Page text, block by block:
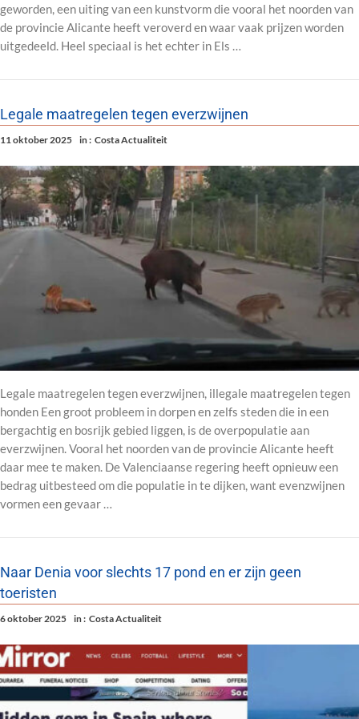
geworden, een uiting van een kunstvorm die vooral het noorden van
de provincie Alicante heeft veroverd en waar vaak prijzen worden
uitgedeeld. Heel speciaal is het echter in Els …
Legale maatregelen tegen everzwijnen
11 oktober 2025 in : Costa Actualiteit
Legale maatregelen tegen everzwijnen, illegale maatregelen tegen
honden Een groot probleem in dorpen en zelfs steden die in een
bergachtig en bosrijk gebied liggen, is de overpopulatie aan
everzwijnen. Vooral het noorden van de provincie Alicante heeft
daar mee te maken. De Valenciaanse regering heeft opnieuw een
bedrag uitbesteed om die populatie in te dijken, want evenzwijnen
vormen een gevaar …
Naar Denia voor slechts 17 pond en er zijn geen
toeristen
6 oktober 2025 in : Costa Actualiteit